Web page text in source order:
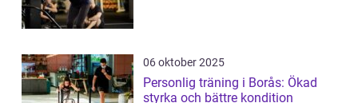
06 oktober 2025
Personlig träning i Borås: Ökad
styrka och bättre kondition